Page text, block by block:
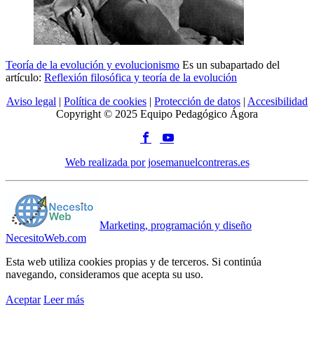
Teoría de la evolución y evolucionismo Es un subapartado del
artículo: Reflexión filosófica y teoría de la evolución
Aviso legal | Política de cookies | Protección de datos | Accesibilidad
Copyright © 2025 Equipo Pedagógico Ágora
Web realizada por josemanuelcontreras.es
Marketing, programación y diseño
NecesitoWeb.com
Esta web utiliza cookies propias y de terceros. Si continúa
navegando, consideramos que acepta su uso.
Aceptar Leer más